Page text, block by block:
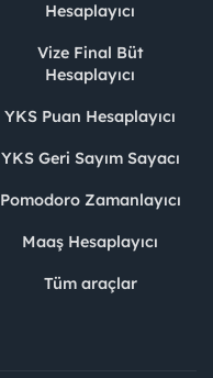
Hesaplayıcı
Vize Final Büt
Hesaplayıcı
YKS Puan Hesaplayıcı
YKS Geri Sayım Sayacı
Pomodoro Zamanlayıcı
Maaş Hesaplayıcı
Tüm araçlar